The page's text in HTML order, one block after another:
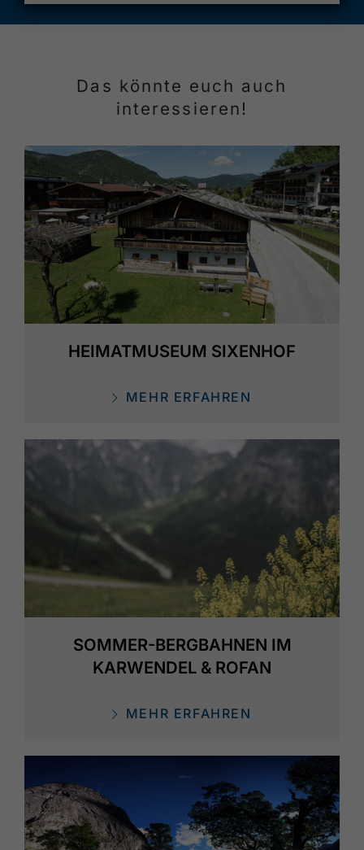
Das könnte euch auch
interessieren!
HEIMATMUSEUM SIXENHOF
MEHR ERFAHREN
SOMMER-BERGBAHNEN IM
KARWENDEL & ROFAN
MEHR ERFAHREN